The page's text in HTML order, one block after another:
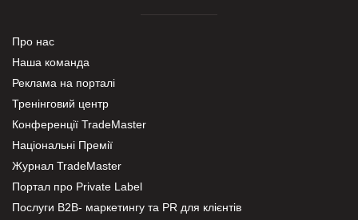
Про нас
Наша команда
Реклама на порталі
Тренінговий центр
Конференції TradeMaster
Національні Премії
Журнал TradeMaster
Портал про Private Label
Послуги В2В- маркетингу та PR для клієнтів